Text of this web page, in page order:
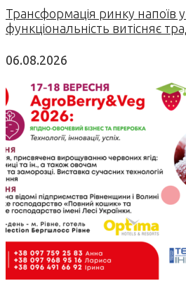
Трансформація ринку напоїв
функціональність витісняє
06.08.2026